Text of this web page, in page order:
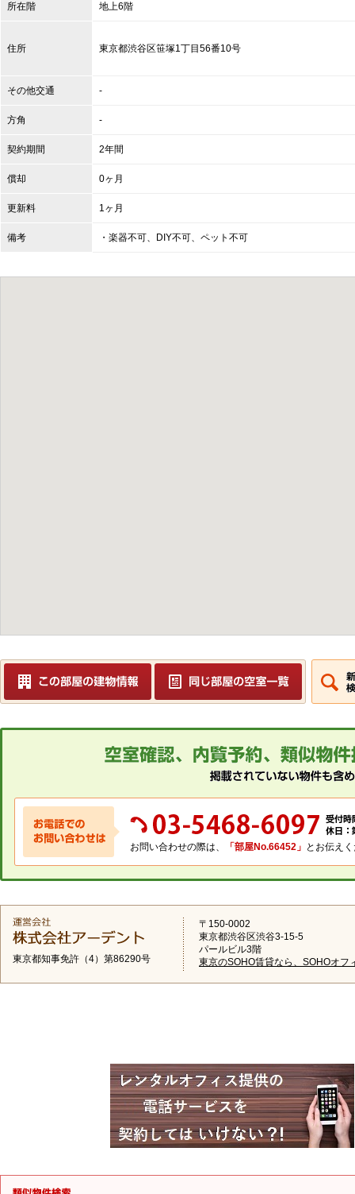
所在階 地上6階
住所 東京都渋谷区笹塚1丁目56番10号
その他交通 -
方角 -
契約期間 2年間
償却 0ヶ月
更新料 1ヶ月
備考 ・楽器不可、DIY不可、ペット不可
お問い合わせの際は、 「部屋No.66452」 とお伝え
東京都知事免許（4）第86290号
〒150-0002
東京都渋谷区渋谷3-15-5
パールビル3階
東京のSOHO賃貸なら、SOHOオフ